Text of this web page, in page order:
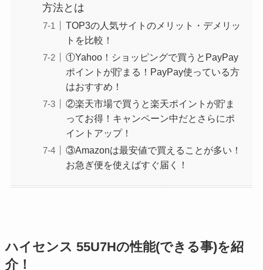
方法とは
TOP3の人気サイトのメリット・デメリッ
トを比較！
①Yahoo！ショッピングで買うとPayPay
ポイントが貯まる！PayPay使っている方
はおすすめ！
②楽天市場で買うと楽天ポイントが貯ま
ってお得！キャンペーン中だとさらにポ
イントアップ！
③Amazonは最安値で買えることが多い！
お急ぎ便を使えばすぐ届く！
ハイセンス 55U7Hの性能(できる事)を紹
介！